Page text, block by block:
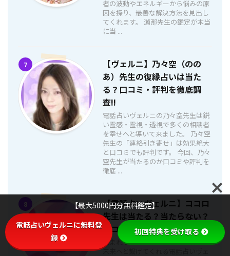
者の波動やエネルギーから悩みの原
因を探り、最善な解決方法を見出し
てくれます。 瀬那先生の鑑定が本当
に当 ...
7
【ヴェルニ】乃々空（のの
あ）先生の復縁占いは当た
る？口コミ・評判を徹底調
査!!
電話占いヴェルニの乃々空先生は鋭
い霊感・霊視・透視で多くの相談者
を幸せへと導いて来ました。 乃々空
先生の「連絡引き寄せ」は効果絶大
と口コミでも評判です。 今回、乃々
空先生が当たるのか口コミや評判を
徹底 ...
8
【電話占いヴェルニ】ココロ
先生は当たる？当たらない？
口コミ・評判【徹底調査】
生まれつき持つ鋭い霊感で、明るい
未来へと繋げてくれる電話占いヴェ
【最大5000円分無料鑑定】
電話占いヴェルニに無料登
録
初回特典を受け取る